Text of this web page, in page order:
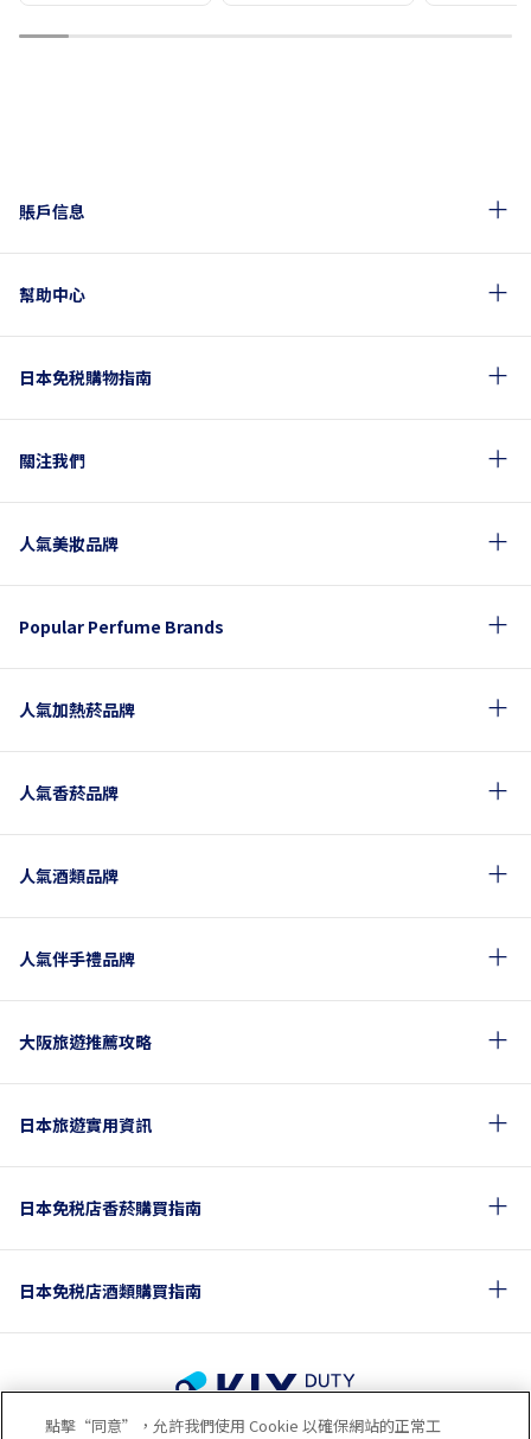
1 2 3 4 5 6 7 8 9 10
賬戶信息
幫助中心
日本免税購物指南
關注我們
人氣美妝品牌
Popular Perfume Brands
人氣加熱菸品牌
人氣香菸品牌
人氣酒類品牌
人氣伴手禮品牌
大阪旅遊推薦攻略
日本旅遊實用資訊
日本免税店香菸購買指南
日本免税店酒類購買指南
點擊“同意”，允許我們使用 Cookie 以確保網站的正常工